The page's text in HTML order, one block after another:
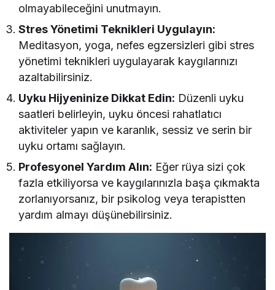
olmayabileceğini unutmayın.
Stres Yönetimi Teknikleri Uygulayın:
Meditasyon, yoga, nefes egzersizleri gibi stres
yönetimi teknikleri uygulayarak kaygılarınızı
azaltabilirsiniz.
Uyku Hijyeninize Dikkat Edin: Düzenli uyku
saatleri belirleyin, uyku öncesi rahatlatıcı
aktiviteler yapın ve karanlık, sessiz ve serin bir
uyku ortamı sağlayın.
Profesyonel Yardım Alın: Eğer rüya sizi çok
fazla etkiliyorsa ve kaygılarınızla başa çıkmakta
zorlanıyorsanız, bir psikolog veya terapistten
yardım almayı düşünebilirsiniz.